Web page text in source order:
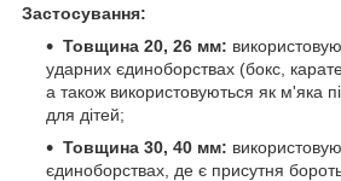
Застосування:
Товщина 20, 26 мм:
ударних єдиноборствах (бокс,
а також використовуються як м'яка
для дітей;
Товщина 30, 40 мм:
єдиноборствах, де є присутня